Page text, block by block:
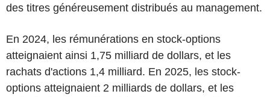
des titres généreusement distribués au management.
En 2024, les rémunérations en stock-options
atteignaient ainsi 1,75 milliard de dollars, et les
rachats d'actions 1,4 milliard. En 2025, les stock-
options atteignaient 2 milliards de dollars, et les